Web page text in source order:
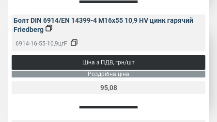
Болт DIN 6914/EN 14399-4 M16x55 10,9 HV цинк гарячий
Friedberg
6914-16-55-10,9цгF
Ціна з ПДВ, грн/шт
Роздрібна ціна
95,08